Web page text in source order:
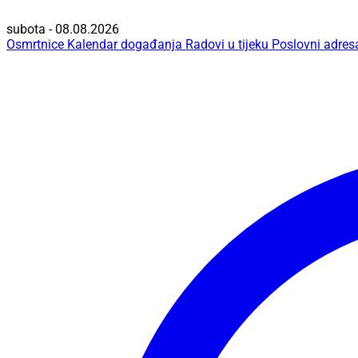
subota - 08.08.2026
Osmrtnice Kalendar događanja Radovi u tijeku Poslovni